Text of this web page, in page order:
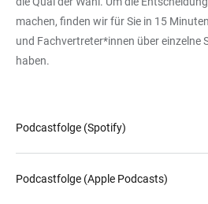
machen, finden wir für Sie in 15
und Fachvertreter*innen über einzelne
haben.
Podcastfolge (Spotify)
Podcastfolge (Apple Podcasts)